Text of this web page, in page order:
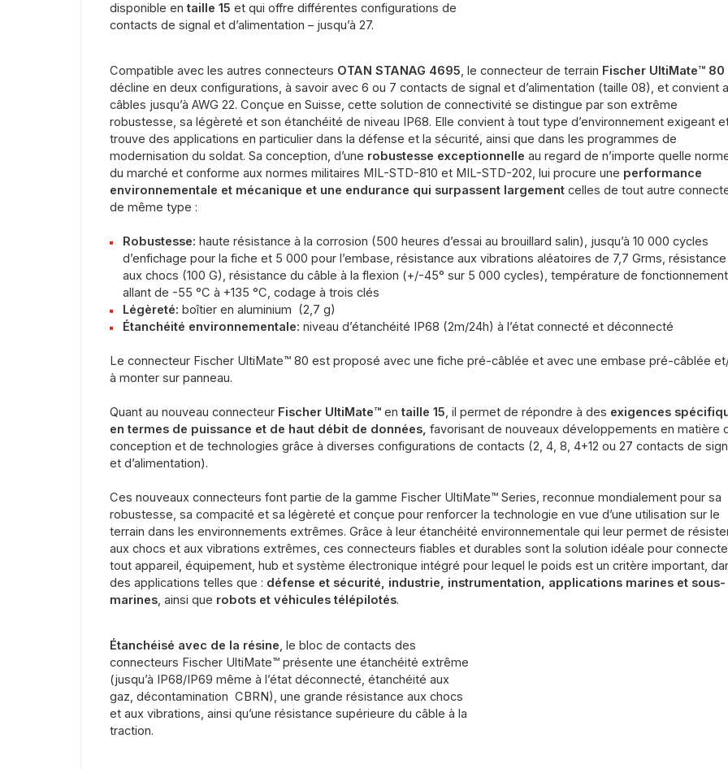
disponible entaille 15 et qui offre différentes configurations de
contacts de signal et d’alimentation – jusqu’à 27.
Compatible avec les autres connecteurs OTAN STANAG 4695, le connecteur de terrain Fischer UltiMate™ 80
décline en deux configurations, à savoir avec 6 ou 7 contacts de signal et d’alimentation (taille 08), et convient
câbles jusqu’à AWG 22. Conçue en Suisse, cette solution de connectivité se distingue par son extrême
robustesse, sa légèreté et son étanchéité de niveau IP68. Elle convient à tout type d’environnement exigeant
trouve des applications en particulier dans la défense et la sécurité, ainsi que dans les programmes de
modernisation du soldat. Sa conception, d’une robustesse exceptionnelle au regard de n’importe quelle
du marché et conforme aux normes militaires MIL-STD-810 et MIL-STD-202, lui procure une performance
environnementale et mécanique et une endurance qui surpassent largement celles de tout autre
de même type :
Robustesse: haute résistance à la corrosion (500 heures d’essai au brouillard salin), jusqu’à 10 000 cycles
d’enfichage pour la fiche et 5 000 pour l’embase, résistance aux vibrations aléatoires de 7,7 Grms, résistance
aux chocs (100 G), résistance du câble à la flexion (+/-45° sur 5 000 cycles), température de fonctionnement
allant de -55 °C à +135 °C, codage à trois clés
Légèreté: boîtier en aluminium (2,7 g)
Étanchéité environnementale: niveau d’étanchéité IP68 (2m/24h) à l’état connecté et déconnecté
Le connecteur Fischer UltiMate™ 80 est proposé avec une fiche pré-câblée et avec une embase pré-câblée
à monter sur panneau.
Quant au nouveau connecteur Fischer UltiMate™entaille 15, il permet de répondre à des exigences
en termes de puissance et de haut débit de données, favorisant de nouveaux développements en matière
conception et de technologies grâce à diverses configurations de contacts (2, 4, 8, 4+12 ou 27 contacts de
et d’alimentation).
Ces nouveaux connecteurs font partie de la gamme Fischer UltiMate™ Series, reconnue mondialement pour sa
robustesse, sa compacité et sa légèreté et conçue pour renforcer la technologie en vue d’une utilisation sur le
terrain dans les environnements extrêmes. Grâce à leur étanchéité environnementale qui leur permet de
aux chocs et aux vibrations extrêmes, ces connecteurs fiables et durables sont la solution idéale pour
tout appareil, équipement, hub et système électronique intégré pour lequel le poids est un critère important,
des applications telles que : défense et sécurité, industrie, instrumentation, applications marines et sous-
marines, ainsi que robots et véhicules télépilotés.
Étanchéisé avec de la résine, le bloc de contacts des
connecteurs Fischer UltiMate™ présente une étanchéité extrême
(jusqu’à IP68/IP69 même à l’état déconnecté, étanchéité aux
gaz, décontamination CBRN), une grande résistance aux chocs
et aux vibrations, ainsi qu’une résistance supérieure du câble à la
traction.